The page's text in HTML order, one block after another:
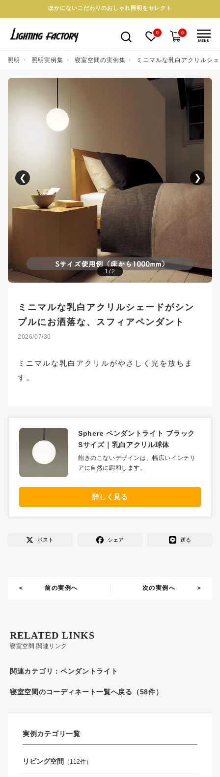
ほかにないこだわりのおしゃれ照明をセレクト
0 0
MENU
照明 照明実例集 寝室空間の実例集 ミニマルな乳白アクリルシ
1/2
❮ ❯
ミニマルな乳白アクリルシェードがシン
プルにお洒落な、スフィアペンダント
2026/07/30
ミニマルな乳白アクリルがやさしく光を放ちま
す。
Sphere ペンダントライト ブラック
Sサイズ｜乳白アクリル球体
飽きのこないデザインは、幅広いインテリ
アに自然に調和します。
詳しく見る
ポスト シェア 送る
前の実例へ 次の実例へ
寝室空間 関連リンク
RELATED LINKS
関連カテゴリ： ペンダントライト
寝室空間のコーディネート一覧へ戻る（58件）
実例カテゴリ一覧
リビング空間 （112件）